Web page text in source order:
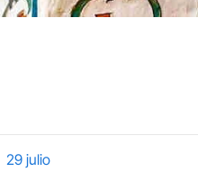
29 julio